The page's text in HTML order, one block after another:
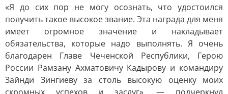
«Я до сих пор не могу осознать, что удостоился
получить такое высокое звание. Эта награда для меня
имеет огромное значение и накладывает
обязательства, которые надо выполнять. Я очень
благодарен Главе Чеченской Республики, Герою
России Рамзану Ахматовичу Кадырову и командиру
Зайнди Зингиеву за столь высокую оценку моих